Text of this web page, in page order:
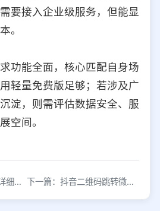
要接入企业级服务，但能显
。
功能全面，核心匹配自身场
轻量免费版足够；若涉及广
淀，则需评估数据安全、服
空间。
上一篇：长链接转短链详细教程：3分钟快速生成短网址 下一篇：抖音二维码跳转微信加好友设置教程